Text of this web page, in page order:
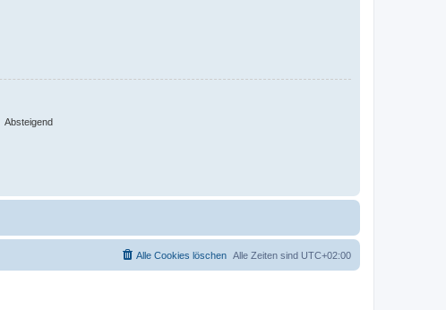
Absteigend
Alle Zeiten sind UTC+02:00
Alle Cookies löschen